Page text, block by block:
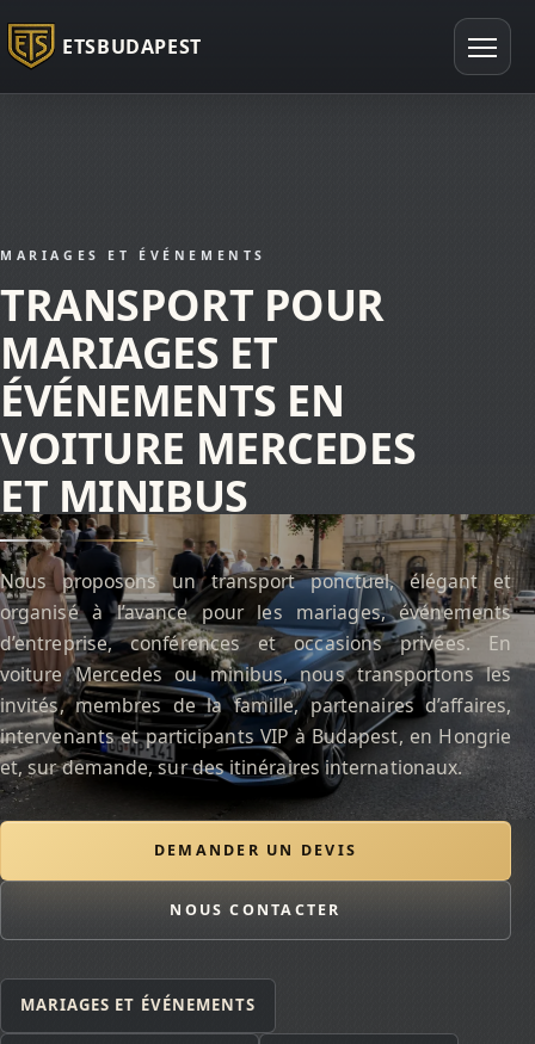
ETSBUDAPEST
MARIAGES ET ÉVÉNEMENTS
TRANSPORT POUR
MARIAGES ET
ÉVÉNEMENTS EN
VOITURE MERCEDES
ET MINIBUS
Nous proposons un transport ponctuel, élégant et
organisé à l’avance pour les mariages, événements
d’entreprise, conférences et occasions privées. En
voiture Mercedes ou minibus, nous transportons les
invités, membres de la famille, partenaires d’affaires,
intervenants et participants VIP à Budapest, en Hongrie
et, sur demande, sur des itinéraires internationaux.
DEMANDER UN DEVIS
NOUS CONTACTER
MARIAGES ET ÉVÉNEMENTS